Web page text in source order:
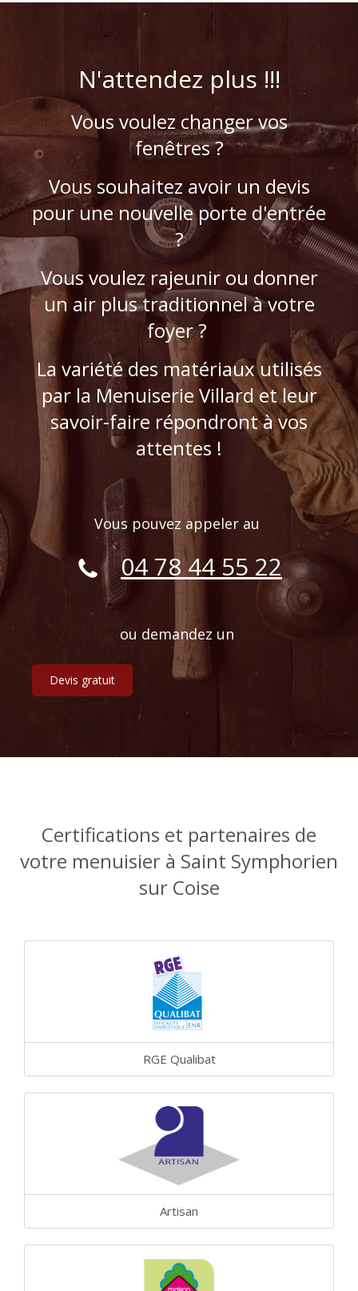
N'attendez plus !!!
Vous voulez changer vos
fenêtres ?
Vous souhaitez avoir un devis
pour une nouvelle porte d'entrée
?
Vous voulez rajeunir ou donner
un air plus traditionnel à votre
foyer ?
La variété des matériaux utilisés
par la Menuiserie Villard et leur
savoir-faire répondront à vos
attentes !
Vous pouvez appeler au
04 78 44 55 22
ou demandez un
Devis gratuit
Certifications et partenaires de
votre menuisier à Saint Symphorien
sur Coise
RGE Qualibat
Artisan